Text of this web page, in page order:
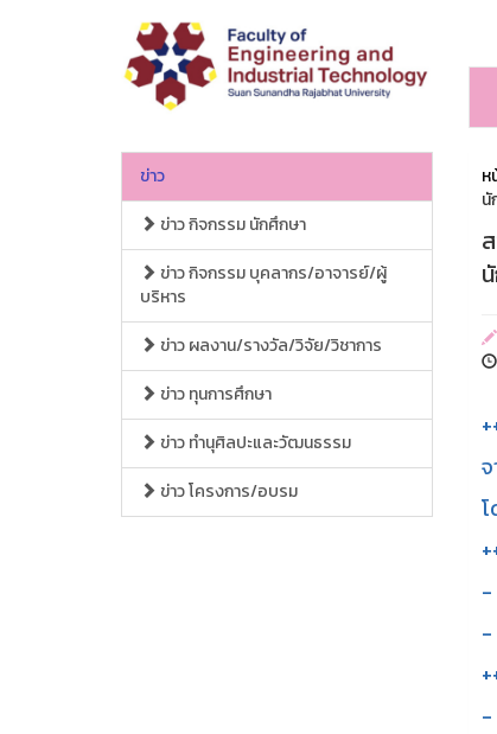
ข่าว
ข่าว กิจกรรม นักศึกษา
ข่าว กิจกรรม บุคลากร/อาจารย์/ผู้
บริหาร
ข่าว ผลงาน/รางวัล/วิจัย/วิชาการ
ข่าว ทุนการศึกษา
ข่าว ทำนุศิลปะและวัฒนธรรม
ข่าว โครงการ/อบรม
ห
นั
-
-
-